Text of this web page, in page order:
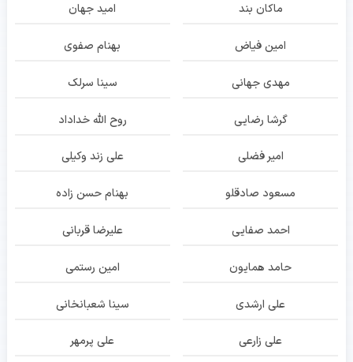
ماکان بند امید جهان
امین فیاض بهنام صفوی
مهدی جهانی سینا سرلک
گرشا رضایی روح الله خداداد
امیر فضلی علی زند وکیلی
مسعود صادقلو بهنام حسن زاده
احمد صفایی علیرضا قربانی
حامد همایون امین رستمی
علی ارشدی سینا شعبانخانی
علی زارعی علی پرمهر